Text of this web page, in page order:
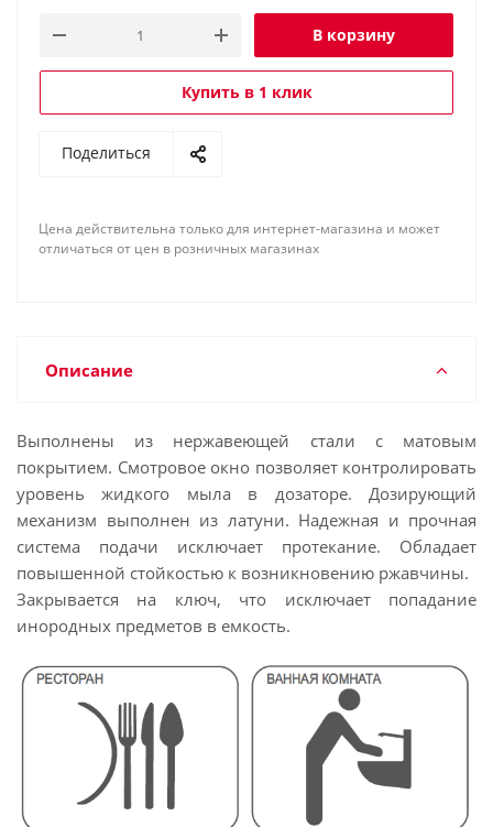
В корзину
Купить в 1 клик
Поделиться
Цена действительна только для интернет-магазина и может
отличаться от цен в розничных магазинах
Описание
Выполнены из нержавеющей стали с матовым
покрытием. Смотровое окно позволяет контролировать
уровень жидкого мыла в дозаторе. Дозирующий
механизм выполнен из латуни. Надежная и прочная
система подачи исключает протекание. Обладает
повышенной стойкостью к возникновению ржавчины.
Закрывается на ключ, что исключает попадание
инородных предметов в емкость.